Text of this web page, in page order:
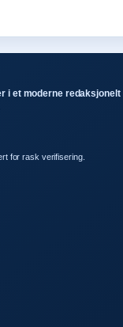
i et moderne redaksjonelt
for rask verifisering.